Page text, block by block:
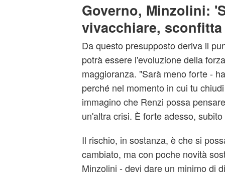
Governo, Minzolini:
vivacchiare,
Da questo presupposto deriva il
potrà essere l'evoluzione della
maggioranza. "Sarà meno forte -
perché nel momento in cui tu
immagino che Renzi possa
un'altra crisi. È forte adesso,
Il rischio, in sostanza, è che si
cambiato, ma con poche novità
Minzolini - devi dare un minimo di